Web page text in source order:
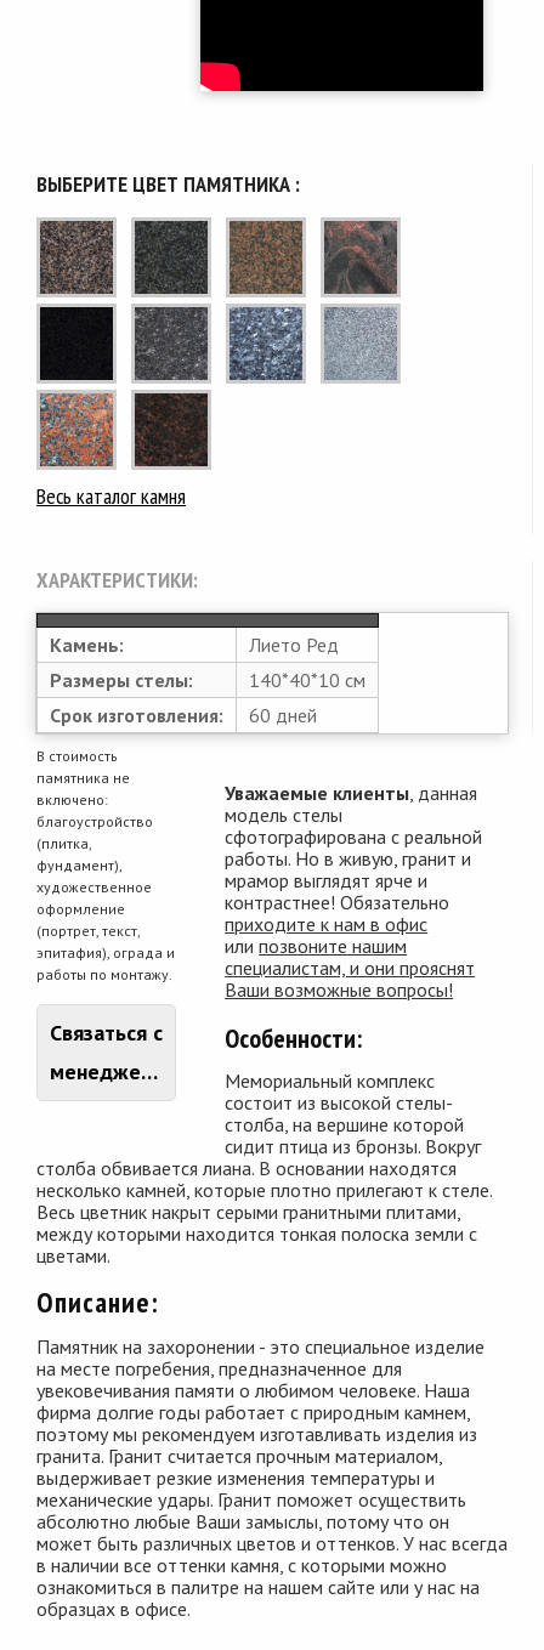
ВЫБЕРИТЕ ЦВЕТ ПАМЯТНИКА :
Весь каталог камня
ХАРАКТЕРИСТИКИ:
Камень:
Лието Ред
Размеры стелы:
140*40*10 см
Срок изготовления:
60 дней
В стоимость
памятника не
включено:
благоустройство
(плитка,
фундамент),
художественное
оформление
(портрет, текст,
эпитафия), ограда и
работы по монтажу.
Связаться с
менеджером
Уважаемые клиенты , данная
модель стелы
сфотографирована с реальной
работы. Но в живую, гранит и
мрамор выглядят ярче и
контрастнее! Обязательно
приходите к нам в офис
илипозвоните нашим
специалистам, и они прояснят
Ваши возможные вопросы!
Особенности:
Мемориальный комплекс
состоит из высокой стелы-
столба, на вершине которой
сидит птица из бронзы. Вокруг
столба обвивается лиана. В основании находятся
несколько камней, которые плотно прилегают к стеле.
Весь цветник накрыт серыми гранитными плитами,
между которыми находится тонкая полоска земли с
цветами.
Описание:
Памятник на захоронении - это специальное изделие
на месте погребения, предназначенное для
увековечивания памяти о любимом человеке. Наша
фирма долгие годы работает с природным камнем,
поэтому мы рекомендуем изготавливать изделия из
гранита. Гранит считается прочным материалом,
выдерживает резкие изменения температуры и
механические удары. Гранит поможет осуществить
абсолютно любые Ваши замыслы, потому что он
может быть различных цветов и оттенков. У нас всегда
в наличии все оттенки камня, с которыми можно
ознакомиться в палитре на нашем сайте или у нас на
образцах в офисе.